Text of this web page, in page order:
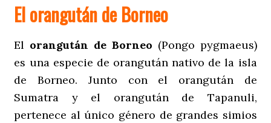
El orangután de Borneo
El orangután de Borneo (Pongo pygmaeus)
es una especie de orangután nativo de la isla
de Borneo. Junto con el orangután de
Sumatra y el orangután de Tapanuli,
pertenece al único género de grandes simios